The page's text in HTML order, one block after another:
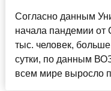
Согласно данным
начала пандемии от
тыс. человек,
сутки, по данным
всем мире выросло